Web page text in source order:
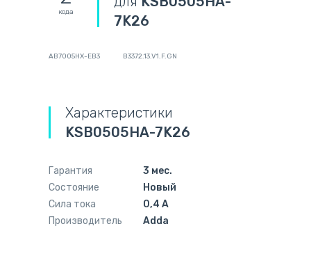
кода
7K26
AB7005HX-EB3 B3372.13.V1.F.GN
Характеристики
KSB0505HA-7K26
Гарантия
3 мес.
Состояние
Новый
Сила тока
0,4 А
Производитель
Adda